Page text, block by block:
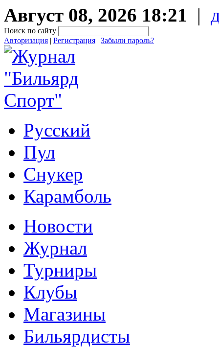
Август 08, 2026 18:21 |
Поиск по сайту
Авторизация | Регистрация | Забыли пароль?
Русский
Пул
Снукер
Карамболь
Новости
Журнал
Турниры
Клубы
Магазины
Бильярдисты